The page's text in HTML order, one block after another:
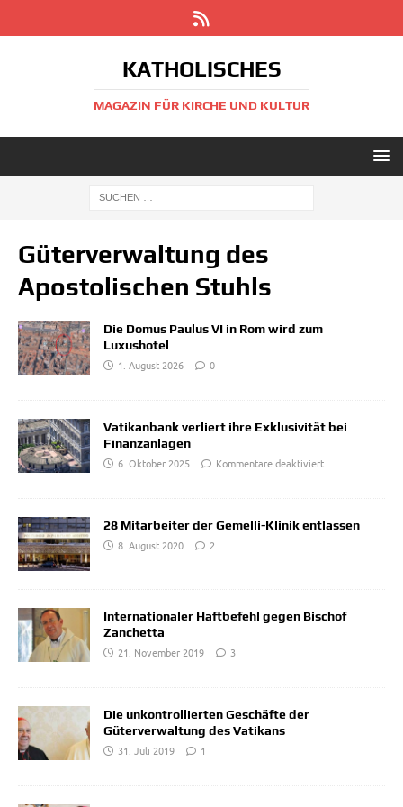
KATHOLISCHES
MAGAZIN FÜR KIRCHE UND KULTUR
Güterverwaltung des
Apostolischen Stuhls
Die Domus Paulus VI in Rom wird zum
Luxushotel
1. August 2026
0
Vatikanbank verliert ihre Exklusivität bei
Finanzanlagen
6. Oktober 2025
Kommentare deaktiviert
28 Mitarbeiter der Gemelli-Klinik entlassen
8. August 2020
2
Internationaler Haftbefehl gegen Bischof
Zanchetta
21. November 2019
3
Die unkontrollierten Geschäfte der
Güterverwaltung des Vatikans
31. Juli 2019
1